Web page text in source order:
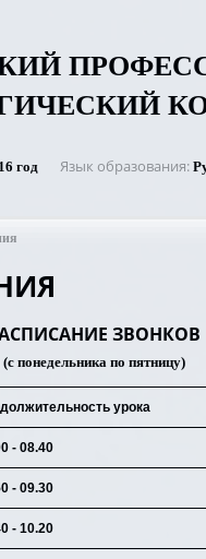
год Язык образования
ЗВОНКОВ
(с понедельника по пятницу)
урока
- 08.40
- 09.30
- 10.20